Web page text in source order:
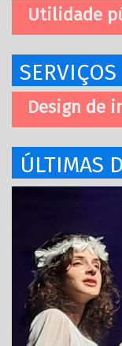
Utilidade
SERVIÇOS
Design de
ÚLTIMAS